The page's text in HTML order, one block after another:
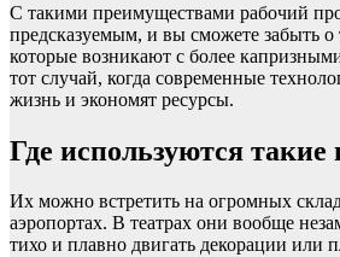
С такими преимуществами рабочий
предсказуемым, и вы сможете забыть
которые возникают с более
тот случай, когда современные
жизнь и экономят ресурсы.
Где используются
Их можно встретить на огромных
аэропортах. В театрах они вообще
тихо и плавно двигать декорации или